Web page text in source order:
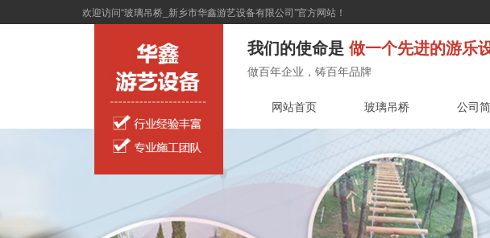
欢迎访问“玻璃吊桥_新乡市华鑫游艺设备有限公司”官方网站！
我们的使命是 做一个先进的游乐
做百年企业，铸百年品牌
网站首页 玻璃吊桥 公司